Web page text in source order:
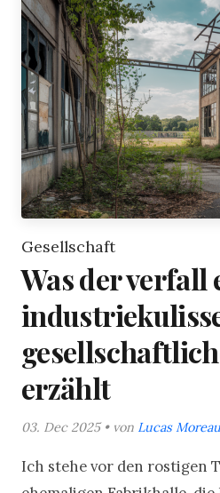
Gesellschaft
Was der verfall
erzählt
03. Dec 2025 • von Lucas Moreau
Ich stehe vor den rostigen